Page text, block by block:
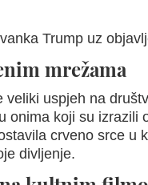
Trump uz
mrežama
veliki uspjeh na
onima koji su izrazili
crveno srce u
divljenje.